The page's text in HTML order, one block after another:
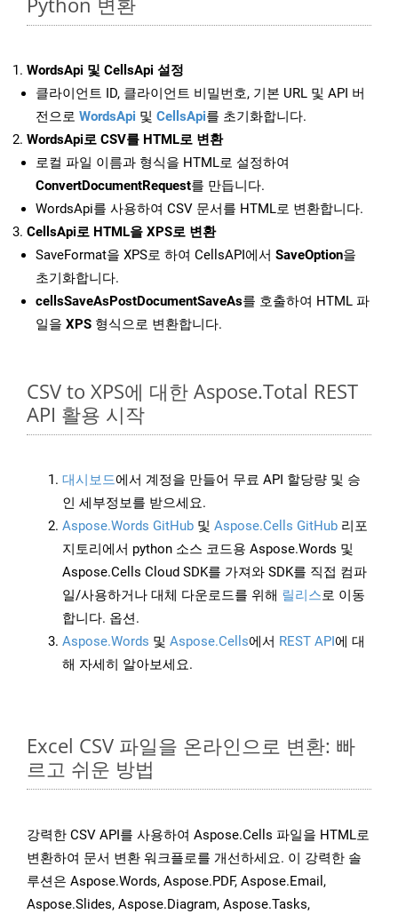
WordsApi 및 CellsApi 설정
클라이언트 ID, 클라이언트 비밀번호, 기본 URL 및 API 버
전으로 WordsApi 및 CellsApi를 초기화합니다.
WordsApi로 CSV를 HTML로 변환
로컬 파일 이름과 형식을 HTML로 설정하여
ConvertDocumentRequest를 만듭니다.
WordsApi를 사용하여 CSV 문서를 HTML로 변환합니다.
CellsApi로 HTML을 XPS로 변환
SaveFormat을 XPS로 하여 CellsAPI에서 SaveOption을
초기화합니다.
cellsSaveAsPostDocumentSaveAs를 호출하여 HTML 파
일을 XPS 형식으로 변환합니다.
CSV to XPS에 대한 Aspose.Total REST
API 활용 시작
대시보드에서 계정을 만들어 무료 API 할당량 및 승
인 세부정보를 받으세요.
Aspose.Words GitHub 및 Aspose.Cells GitHub 리포
지토리에서 python 소스 코드용 Aspose.Words 및
Aspose.Cells Cloud SDK를 가져와 SDK를 직접 컴파
일/사용하거나 대체 다운로드를 위해 릴리스로 이동
합니다. 옵션.
Aspose.Words 및 Aspose.Cells에서 REST API에 대
해 자세히 알아보세요.
Excel CSV 파일을 온라인으로 변환: 빠
르고 쉬운 방법
강력한 CSV API를 사용하여 Aspose.Cells 파일을 HTML로
변환하여 문서 변환 워크플로를 개선하세요. 이 강력한 솔
루션은 Aspose.Words, Aspose.PDF, Aspose.Email,
Aspose.Slides, Aspose.Diagram, Aspose.Tasks,